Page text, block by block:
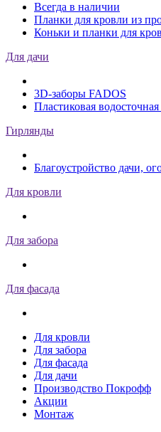
Всегда в наличии
Планки для кровли из
Коньки и планки для
Для дачи
3D-заборы FADOS
Пластиковая
Гирлянды
Благоустройство дачи,
Для кровли
Для забора
Для фасада
Для кровли
Для забора
Для фасада
Для дачи
Производство Покрофф
Акции
Монтаж